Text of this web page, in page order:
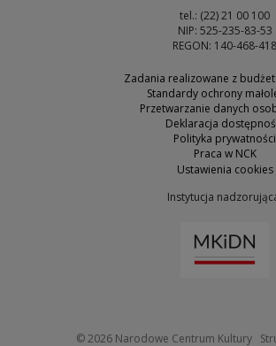
tel.: (22) 21 00 100
NIP: 525-235-83-53
REGON: 140-468-418
Zadania realizowane z
Standardy ochrony
Przetwarzanie danych
Deklaracja
Polityka prywatności
Praca w NCK
Ustawienia cookies
Instytucja
© 2026 Narodowe Centrum Kultury